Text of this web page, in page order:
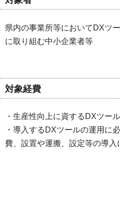
県内の事業所等においてDXツ
に取り組む中小企業者等
対象経費
・生産性向上に資するDXツー
・導入するDXツールの運用に
費、設置や運搬、設定等の導入